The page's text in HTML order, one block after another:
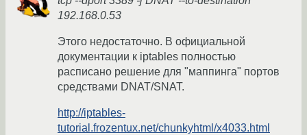
192.168.0.53
Этого недостаточно. В официальной
документации к iptables полностью
расписано решение для "маппинга" портов
средствами DNAT/SNAT.
http://iptables-
tutorial.frozentux.net/chunkyhtml/x4033.html